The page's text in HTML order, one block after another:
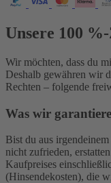
Unsere 100
Wir möchten, dass du
Deshalb gewähren wir
Rechten – folgende
Was wir
Bist du aus
nicht zufrieden,
Kaufpreises
(Hinsendekosten), die